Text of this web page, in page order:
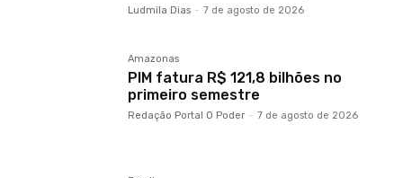
Ludmila Dias - 7 de agosto de 2026
Amazonas
PIM fatura R$ 121,8 bilhões no
primeiro semestre
Redação Portal O Poder - 7 de agosto de 2026